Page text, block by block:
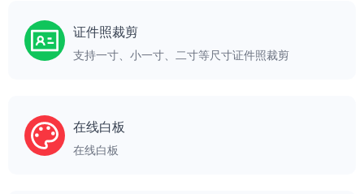
证件照裁剪
支持一寸、小一寸、二寸等尺寸证件照裁剪
在线白板
在线白板